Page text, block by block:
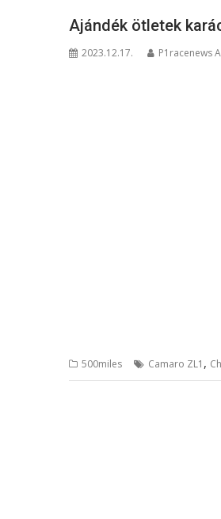
Ajándék ötletek
2023.12.17. P1racenews
500miles Camaro ZL1 ,